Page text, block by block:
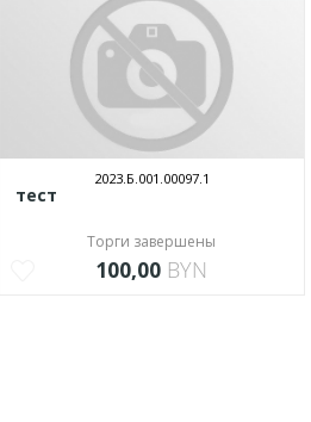
2023.Б.001.00097.1
тест
Торги завершены
100,00 BYN